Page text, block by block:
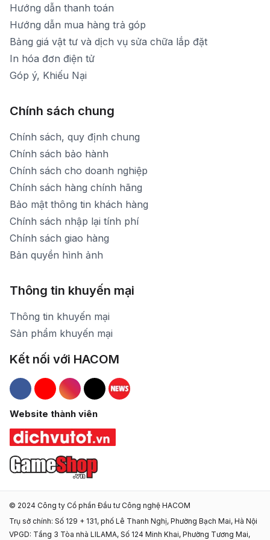
Hướng dẫn thanh toán
Hướng dẫn mua hàng trả góp
Bảng giá vật tư và dịch vụ sửa chữa lắp đặt
In hóa đơn điện tử
Góp ý, Khiếu Nại
Chính sách chung
Chính sách, quy định chung
Chính sách bảo hành
Chính sách cho doanh nghiệp
Chính sách hàng chính hãng
Bảo mật thông tin khách hàng
Chính sách nhập lại tính phí
Chính sách giao hàng
Bản quyền hình ảnh
Thông tin khuyến mại
Thông tin khuyến mại
Sản phẩm khuyến mại
Kết nối với HACOM
Hacom Facebook
Hacom YouTube
Hacom Instagram
Hacom TikTok
Website thành viên
© 2024 Công ty Cổ phần Đầu tư Công nghệ HACOM
Trụ sở chính: Số 129 + 131, phố Lê Thanh Nghị, Phường Bạch Mai, Hà Nội
VPGD: Tầng 3 Tòa nhà LILAMA, Số 124 Minh Khai, Phường Tương Mai,